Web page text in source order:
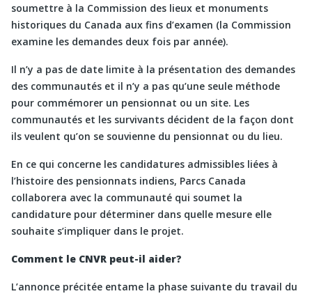
soumettre à la Commission des lieux et monuments
historiques du Canada aux fins d’examen (la Commission
examine les demandes deux fois par année).
Il n’y a pas de date limite à la présentation des demandes
des communautés et il n’y a pas qu’une seule méthode
pour commémorer un pensionnat ou un site. Les
communautés et les survivants décident de la façon dont
ils veulent qu’on se souvienne du pensionnat ou du lieu.
En ce qui concerne les candidatures admissibles liées à
l’histoire des pensionnats indiens, Parcs Canada
collaborera avec la communauté qui soumet la
candidature pour déterminer dans quelle mesure elle
souhaite s’impliquer dans le projet.
Comment le CNVR peut-il aider?
L’annonce précitée entame la phase suivante du travail du